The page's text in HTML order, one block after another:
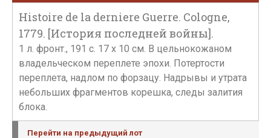
Histoire de la derniere Guerre. Cologne,
1779. [История последней войны].
1 л. фронт., 191 с. 17 х 10 см. В цельнокожаном
владельческом переплете эпохи. Потертости
переплета, надлом по форзацу. Надрывы и утрата
небольших фрагментов корешка, следы залития
блока.
Перейти на предыдущий лот